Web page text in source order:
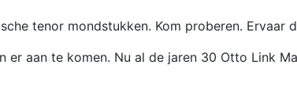
tenor mondstukken. Kom proberen. Ervaar
te komen. Nu al de jaren 30 Otto Link